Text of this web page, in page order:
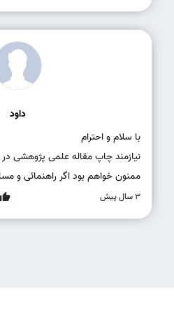
داود
ممنون خواهم بود اگر راهنمائی و
3 سال پیش